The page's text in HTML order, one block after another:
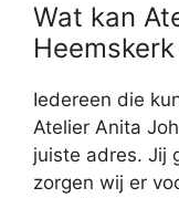
Wat kan
Iedereen die
Atelier Anita
juiste adres. Jij
zorgen wij er